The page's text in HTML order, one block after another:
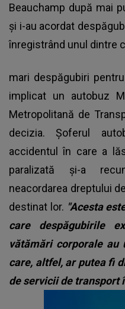
Beauchamp după mai
și i-au acordat
înregistrând unul dintre
mari despăgubiri
implicat un autobuz
Metropolitană de
decizia. Șoferul
accidentul în care a
paralizată și-a
neacordarea dreptului
destinat lor. "Acesta
care despăgubirile
vătămări corporale au
care, altfel, ar putea fi
de servicii de transport